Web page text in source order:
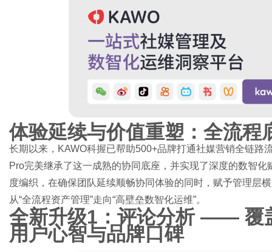
体验延续与价值重塑：全流程
长期以来，KAWO科握已帮助500+品牌打通社媒营销全链路
Pro完美继承了这一成熟的协同底座，并实现了深度的数智
度编织，在确保团队延续顺畅协同体验的同时，赋予管理层
从“全流程资产管理”走向“高壁垒数智化运维”。
全新升级1：评论分析 —— 覆
用户心智与品牌口碑